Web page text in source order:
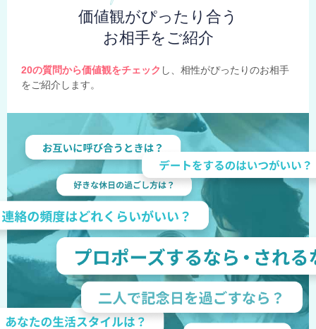
価値観がぴったり合う
お相手をご紹介
20の質問から価値観をチェック し、相性がぴったりのお相手
をご紹介します。